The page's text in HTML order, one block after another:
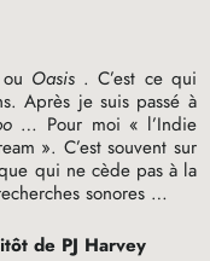
ou Oasis . C’est ce qui
Après je suis passé à
… Pour moi « l’Indie
». C’est souvent sur
qui ne cède pas à la
sonores …
de PJ Harvey